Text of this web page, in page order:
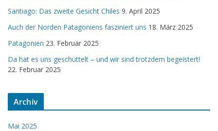
Santiago: Das zweite Gesicht Chiles 9. April 2025
Auch der Norden Patagoniens fasziniert uns 18. März 2025
Patagonien 23. Februar 2025
Da hat es uns geschüttelt – und wir sind trotzdem begeistert!
22. Februar 2025
Archiv
Mai 2025